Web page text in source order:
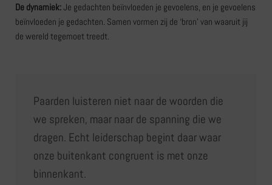
De dynamiek:Je gedachten beïnvloeden je gevoelens, en je gevoelens
beïnvloeden je gedachten. Samen vormen zij de ‘bron’ van waaruit jij
de wereld tegemoet treedt.
Paarden luisteren niet naar de woorden die
we spreken, maar naar de spanning die we
dragen. Echt leiderschap begint daar waar
onze buitenkant congruent is met onze
binnenkant.